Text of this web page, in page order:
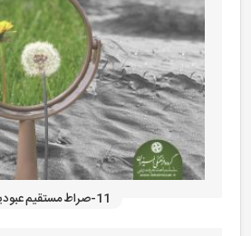
11-صراط مستقیم عبودیت